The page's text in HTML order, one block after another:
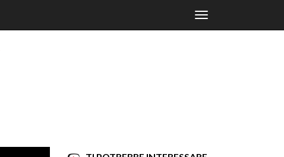
Toggle
navigation